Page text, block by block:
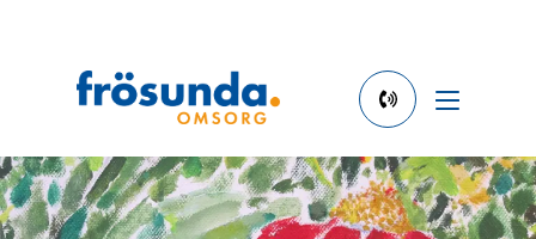
phone
010-
130
34